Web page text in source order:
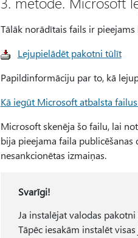
Tālāk norādītais fails ir
Lejupielādēt pakotni tūlīt
Papildinformāciju par to, kā
Kā iegūt Microsoft atbalsta
Microsoft skenēja šo failu, lai
bija pieejama faila
nesankcionētas izmaiņas.
Svarīgi!
Ja instalējat valodas
Tāpēc iesakām instalēt